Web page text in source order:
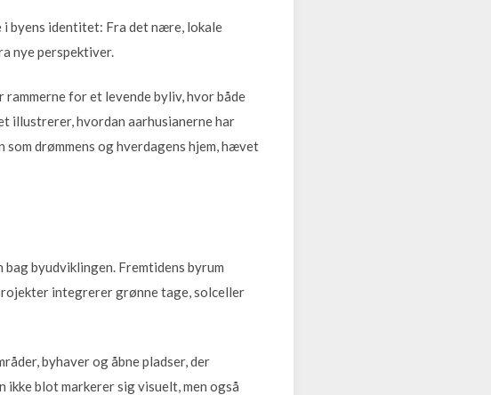
byens identitet: Fra det nære, lokale
nye perspektiver.
for et levende byliv, hvor både
illustrerer, hvordan aarhusianerne har
drømmens og hverdagens hjem, hævet
bag byudviklingen. Fremtidens byrum
integrerer grønne tage, solceller
byhaver og åbne pladser, der
blot markerer sig visuelt, men også